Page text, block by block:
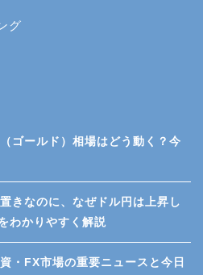
グ
ゴールド）相場はどう動く？今
きなのに、なぜドル円は上昇し
わかりやすく解説
・FX市場の重要ニュースと今日
商品先物取引
投資信託
平均先物・オプション
取引